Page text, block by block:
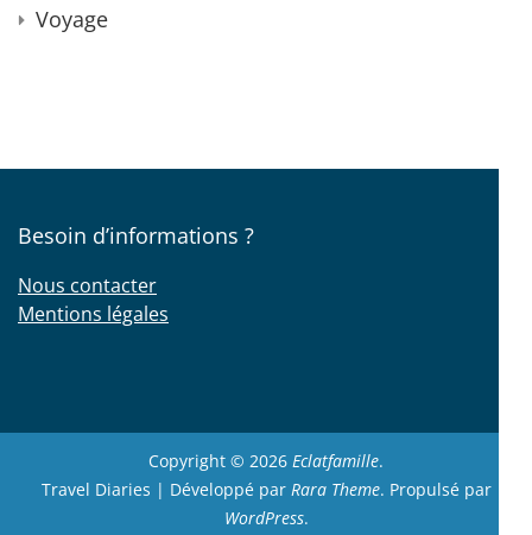
Voyage
Besoin d’informations ?
Nous contacter
Mentions légales
Copyright © 2026 Eclatfamille.
Travel Diaries | Développé par Rara Theme. Propulsé par
WordPress.